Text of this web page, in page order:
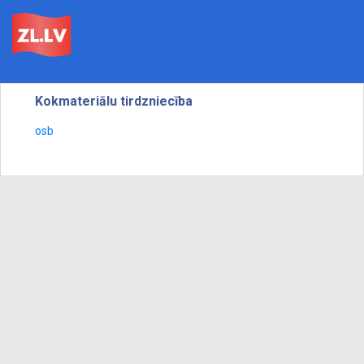
Kokmateriālu tirdzniecība
osb